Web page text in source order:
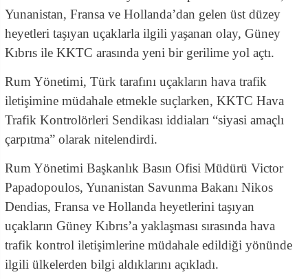
Yunanistan, Fransa ve Hollanda’dan gelen üst düzey
heyetleri taşıyan uçaklarla ilgili yaşanan olay, Güney
Kıbrıs ile KKTC arasında yeni bir gerilime yol açtı.
Rum Yönetimi, Türk tarafını uçakların hava trafik
iletişimine müdahale etmekle suçlarken, KKTC Hava
Trafik Kontrolörleri Sendikası iddiaları “siyasi amaçlı
çarpıtma” olarak nitelendirdi.
Rum Yönetimi Başkanlık Basın Ofisi Müdürü Victor
Papadopoulos, Yunanistan Savunma Bakanı Nikos
Dendias, Fransa ve Hollanda heyetlerini taşıyan
uçakların Güney Kıbrıs’a yaklaşması sırasında hava
trafik kontrol iletişimlerine müdahale edildiği yönünde
ilgili ülkelerden bilgi aldıklarını açıkladı.